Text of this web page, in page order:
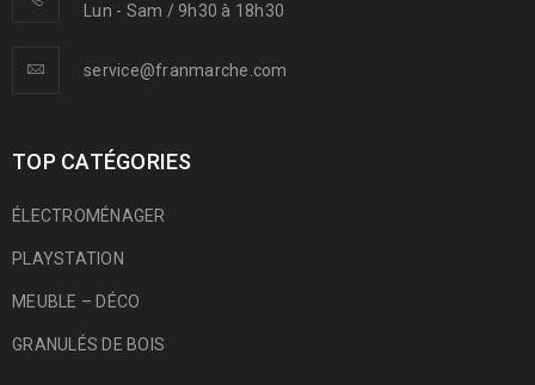
Lun - Sam / 9h30 à 18h30
service@franmarche.com
TOP CATÉGORIES
ÉLECTROMÉNAGER
PLAYSTATION
MEUBLE – DÉCO
GRANULÉS DE BOIS